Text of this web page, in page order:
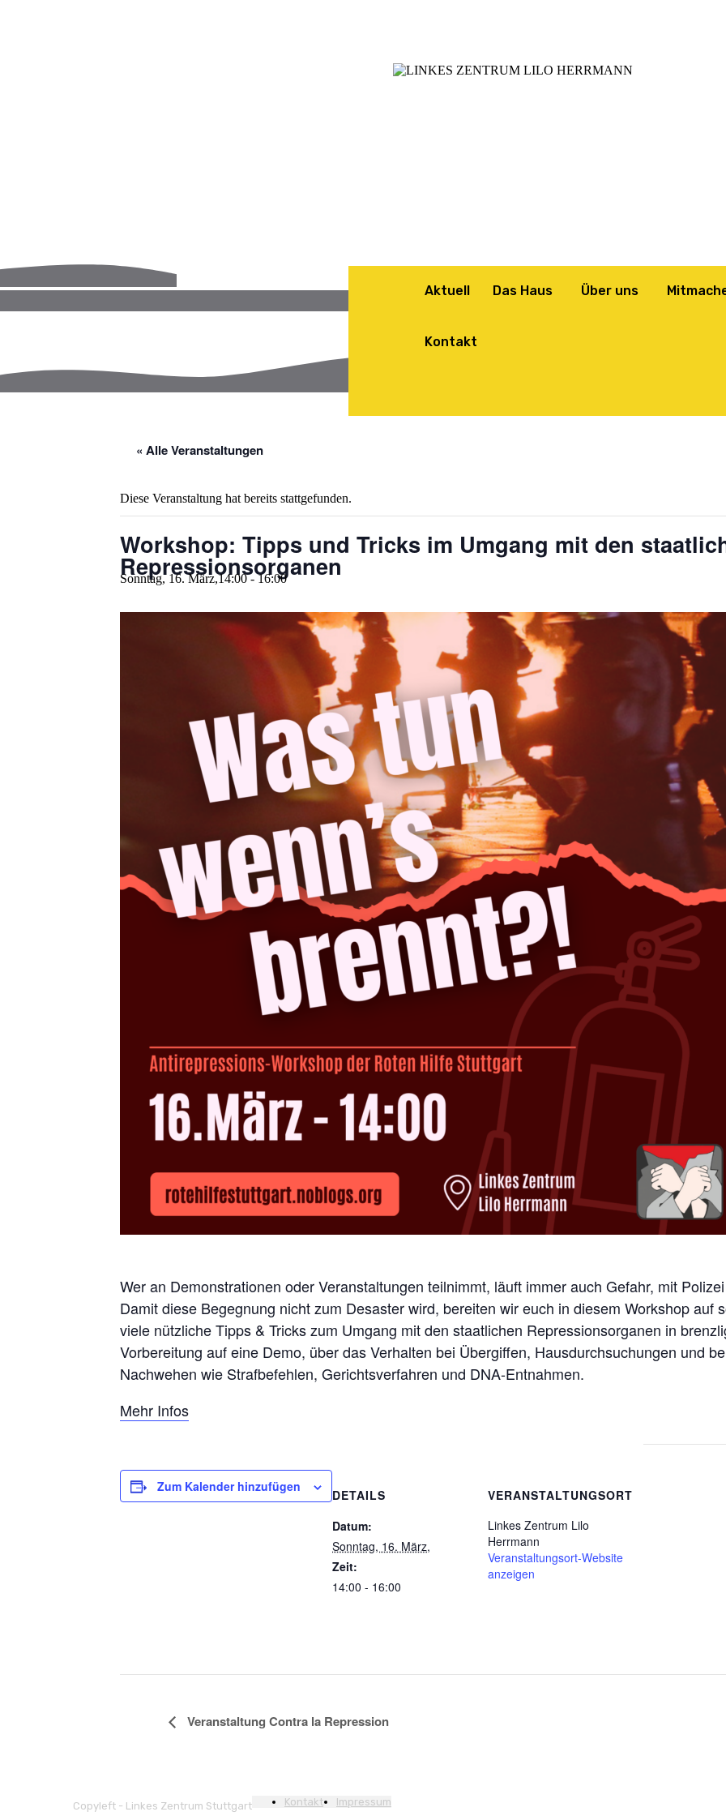
Aktuell Das Haus Über uns
Kontakt
« Alle Veranstaltungen
Diese Veranstaltung hat bereits stattgefunden.
Workshop: Tipps und Tricks im Umgang mit den
Repressionsorganen
Sonntag, 16. März,14:00-16:00
Wer an Demonstrationen oder Veranstaltungen teilnimmt, läuft immer auch Gefahr, mit
Damit diese Begegnung nicht zum Desaster wird, bereiten wir euch in diesem Workshop auf
viele nützliche Tipps & Tricks zum Umgang mit den staatlichen Repressionsorganen in
Vorbereitung auf eine Demo, über das Verhalten bei Übergiffen, Hausdurchsuchungen und
Nachwehen wie Strafbefehlen, Gerichtsverfahren und DNA-Entnahmen.
Mehr Infos
Zum Kalender hinzufügen
DETAILS
Datum:
Sonntag, 16. März,
Zeit:
14:00 - 16:00
VERANSTALTUNGSORT
Linkes Zentrum Lilo
Herrmann
Veranstaltungsort-Website
anzeigen
Veranstaltung Contra la Repression
Copyleft - Linkes Zentrum Stuttgart Kontakt Impressum